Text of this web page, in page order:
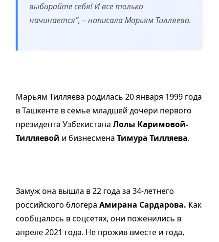
выбирайте себя! И все только
начинается”, – написала Марьям Тилляева.
Марьям Тилляева родилась 20 января 1999 года
в Ташкенте в семье младшей дочери первого
президента Узбекистана Лолы Каримовой-
Тилляевой и бизнесмена Тимура Тилляева.
Замуж она вышла в 22 года за 34-летнего
российского блогера Амирана Сардарова. Как
сообщалось в соцсетях, они поженились в
апреле 2021 года. Не прожив вместе и года,